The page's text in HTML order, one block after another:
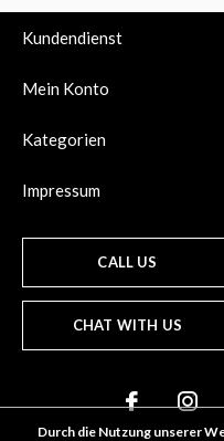
Kundendienst
Mein Konto
Kategorien
Impressum
CALL US
CHAT WITH US
Durch die Nutzung unserer